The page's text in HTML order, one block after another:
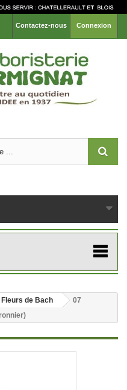
Connexion
Contactez-nous
Fleurs de Bach
07